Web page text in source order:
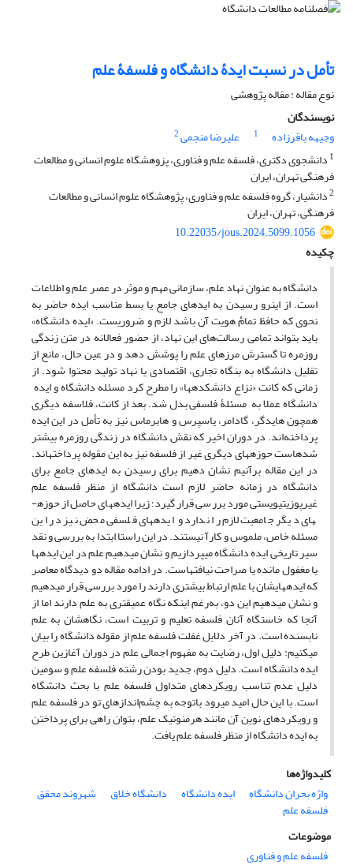
تأمل در نسبت ایدۀ دانشگاه و فلسفۀ علم
نوع مقاله : مقاله پژوهشی
نویسندگان
وجیهه باقرزاده
1 علیرضا منجمی2
1 دانشجوی دکتری، فلسفه علم و فناوری، پزوهشگاه علوم انسانی و مطالعات
فرهنگی تهران، ایران
2دانشیار، گروه فلسفه علم و فناوری، پژوهشگاه علوم انسانی و مطالعات
فرهنگی، تهران، ایران
10.22035/jous.2024.5099.1056
چکیده
دانشگاه به عنوان نهاد علم، سازمانی مهم و موثر در عصر علم و اطلاعات
است. از این­رو رسیدن به ایده­ای جامع یا بسط مناسب ایده حاضر به
نحوی که حافظ تمامْ هویت آن باشد لازم و ضروری­ست. «ایده دانشگاه»
باید بتواند تمامی رسالت‌های این نهاد، از حضور فعالانه در متن زندگی
روزمره تا گسترش مرزهای علم را پوشش دهد و در عین حال، مانع از
تقلیل دانشگاه به بنگاه تجاری، اقتصادی یا نهاد تولید محتوا شود. از
زمانی که کانت «نزاع دانشکده­ها» را مطرح کرد مسئله دانشگاه و ایده
دانشگاه عملا به مسئلۀ فلسفی بدل شد. بعد از کانت، فلاسفه دیگری
همچون هایدگر، گادامر، یاسپرس و هابرماس نیز به تأمل در این ایده
پرداخته‌اند. در دوران اخیر که نقش دانشگاه در زندگی روزمره بیشتر
شده­است حوزه­های دیگری غیر از فلسفه نیز به این مقوله پرداخته­اند.
در این مقاله برآنیم نشان دهیم برای رسیدن به ایده­ای جامع برای
دانشگاه در زمانه حاضر لازم است دانشگاه از منظر فلسفه علم
غیرپوزیتیویستی مورد بررسی قرار گیرد؛ زیرا ایده­های حاصل از حوزه­
های دیگر جامعیت لازم را ندارد و ایده­های فلسفی محض نیز در این
مسئله خاص، ملموس و کارآ نیستند. در این راستا ابتدا به بررسی و نقد
سیر تاریخی ایده دانشگاه می­پردازیم و نشان می­دهیم علم در این ایده­ها
یا مغفول مانده یا صراحت نیافته­است. در ادامه مقاله دو دیدگاه معاصر
که ایده­هایشان با علم ارتباط بیشتری دارند را مورد بررسی قرار می­دهیم
و نشان می­دهیم این دو، به‌رغم این­که نگاه عمیق­تری به علم دارند اما از
آن­جا که خاستگاه آنان فلسفه تعلیم و تربیت است، نگاهشان به علم
نابسنده است. در آخر دلایل غفلت فلسفه علم از مقوله دانشگاه را بیان
می­کنیم: دلیل اول، رضایت به مفهوم اجمالی علم در دوران آغازین طرح
ایده دانشگاه است. دلیل دوم، جدید بودن رشته فلسفه علم و سومین
دلیل عدم تناسب رویکردهای متداول فلسفه علم با بحث دانشگاه
است. با این حال امید می­رود باتوجه به چشم‌اندازهای تو در فلسفه علم
و رویکردهای نوین آن مانند هرمنوتیک علم، بتوان راهی برای پرداختن
به ایده دانشگاه از منظر فلسفه علم یافت.
کلیدواژه‌ها
واژه بحران دانشگاه
ایده دانشگاه دانشگاه خلاق شهروند محقق
فلسفه علم
موضوعات
فلسفه علم و فناوری